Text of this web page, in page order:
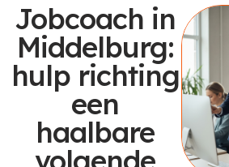
Jobcoach in
Middelburg:
hulp richting
een
haalbare